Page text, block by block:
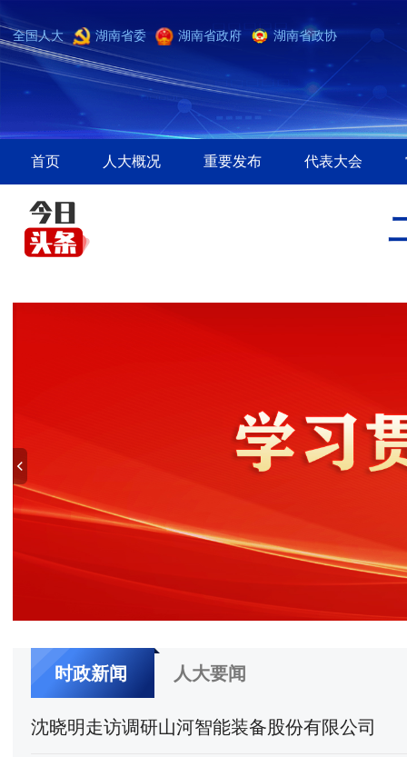
全国人大 湖南省委 湖南省政府 湖南省政协
首页 人大概况 重要发布 代表大会
时政新闻 人大要闻
沈晓明走访调研山河智能装备股份有限公司